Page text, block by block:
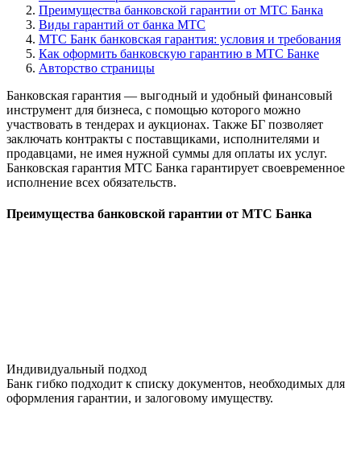
Преимущества банковской гарантии от МТС Банка
Виды гарантий от банка МТС
МТС Банк банковская гарантия: условия и требования
Как оформить банковскую гарантию в МТС Банке
Авторство страницы
Банковская гарантия — выгодный и удобный финансовый
инструмент для бизнеса, с помощью которого можно
участвовать в тендерах и аукционах. Также БГ позволяет
заключать контракты с поставщиками, исполнителями и
продавцами, не имея нужной суммы для оплаты их услуг.
Банковская гарантия МТС Банка гарантирует своевременное
исполнение всех обязательств.
Преимущества банковской гарантии от МТС Банка
Индивидуальный подход
Банк гибко подходит к списку документов, необходимых для
оформления гарантии, и залоговому имуществу.